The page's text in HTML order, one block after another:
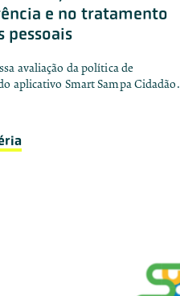
e no tratamento
pessoais
avaliação da política de
aplicativo Smart Sampa Cidadão.